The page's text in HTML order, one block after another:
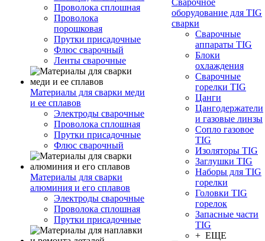
Проволока сплошная
Проволока
порошковая
Прутки присадочные
Флюс сварочный
Ленты сварочные
Материалы для сварки меди
и ее сплавов
Электроды сварочные
Проволока сплошная
Прутки присадочные
Флюс сварочный
Материалы для сварки
алюминия и его сплавов
Электроды сварочные
Проволока сплошная
Прутки присадочные
Сварочное
оборудование для TIG
сварки
Сварочные
аппараты TIG
Блоки
охлаждения
Сварочные
горелки TIG
Цанги
Цангодержатели
и газовые линзы
Сопло газовое
TIG
Изоляторы TIG
Заглушки TIG
Наборы для TIG
горелки
Головки TIG
горелок
Запасные части
TIG
+ ЕЩЕ